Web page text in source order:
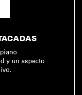
y un aspecto